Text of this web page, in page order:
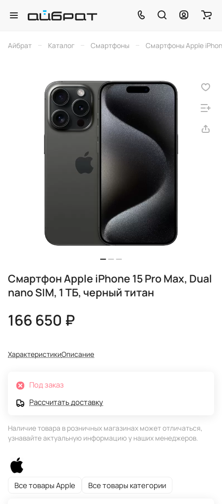
Айбрат – Каталог – Смартфоны – Смартфоны Apple
Смартфон Apple iPhone 15 Pro Max, Dual
nano SIM, 1 ТБ, черный титан
166 650 ₽
ХарактеристикиОписание
Под заказ
Рассчитать доставку
Наличие товара в розничных магазинах может отличаться,
узнавайте актуальную информацию у наших менеджеров.
Все товары Apple Все товары категории